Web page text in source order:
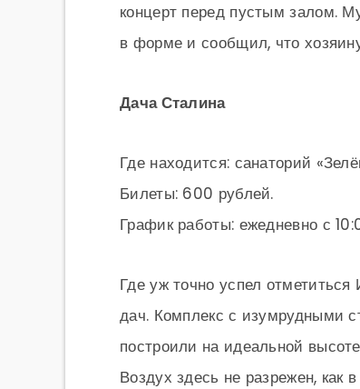
концерт перед пустым залом.
в форме и сообщил, что
Дача Сталина
Где находится: санаторий
Билеты: 600 рублей.
График работы: ежедневно с
Где уж точно успел
дач. Комплекс с изумрудными
построили на идеальной
Воздух здесь не разрежен, как